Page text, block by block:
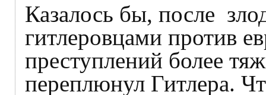
Казалось бы, после
гитлеровцами против
преступлений более
переплюнул Гитлера.